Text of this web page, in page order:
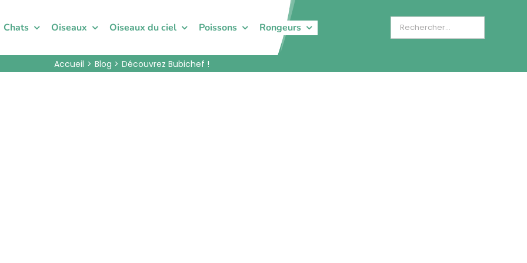
Chats Oiseaux Oiseaux du ciel Poissons Rongeurs
Accueil Blog Découvrez Bubichef !